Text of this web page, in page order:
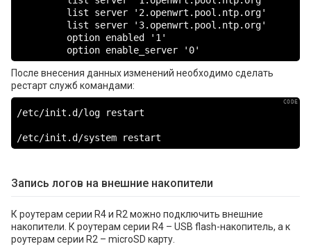
         list server '2.openwrt.pool.ntp.org'
         list server '3.openwrt.pool.ntp.org'
         option enabled '1'
         option enable_server '0'
После внесения данных изменений необходимо сделать
рестарт служб командами:
/etc/init.d/log restart
/etc/init.d/system restart
Запись логов на внешние накопители
К роутерам серии R4 и R2 можно подключить внешние
накопители. К роутерам серии R4 – USB flash-накопитель, а к
роутерам серии R2 – microSD карту.